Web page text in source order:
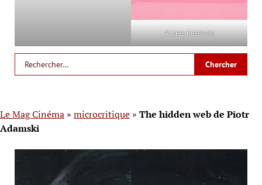
Autres Festivals
Le Mag Cinéma » microcritique » The hidden web de Piotr
Adamski